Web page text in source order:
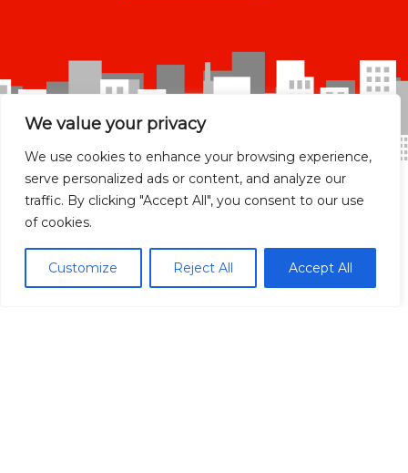
We value your privacy
We use cookies to enhance your browsing experience,
serve personalized ads or content, and analyze our
traffic. By clicking "Accept All", you consent to our use
of cookies.
Customize Reject All Accept All
Madrid localidades